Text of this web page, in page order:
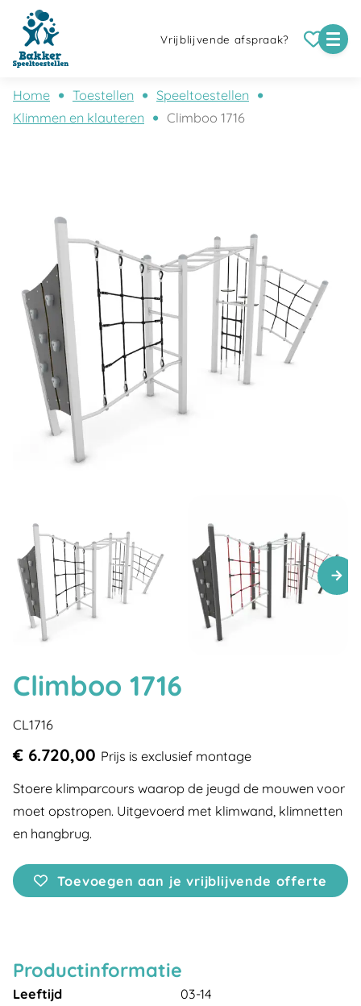
Vrijblijvende afspraak?
Home Toestellen
Speeltoestellen
Klimmen en klauteren
Climboo 1716
Climboo 1716
CL1716
€ 6.720,00 Prijs is exclusief montage
Stoere klimparcours waarop de jeugd de mouwen voor
moet opstropen. Uitgevoerd met klimwand, klimnetten
en hangbrug.
Toevoegen aan je vrijblijvende offerte
Productinformatie
Leeftijd
03-14